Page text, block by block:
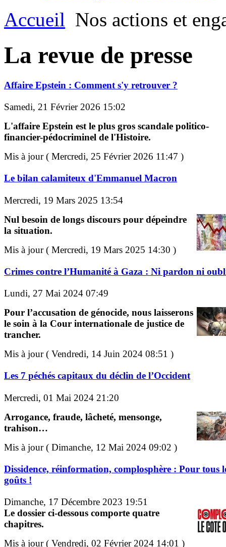
Accueil Nos actions et
La revue de presse
Affaire Epstein : Comment s'y retrouver ?
Samedi, 21 Février 2026 15:02
L'affaire Epstein est le plus gros scandale politico-
financier-pédocriminel de l'Histoire.
Mis à jour ( Mercredi, 25 Février 2026 11:47 )
Le bilan calamiteux d'Emmanuel Macron
Mercredi, 19 Mars 2025 13:54
Nul besoin de longs discours pour dépeindre
la situation.
Mis à jour ( Mercredi, 19 Mars 2025 14:30 )
Crimes contre l’Humanité à Gaza : Ni pardon ni
Lundi, 27 Mai 2024 07:49
Pour l’accusation de génocide, nous laisserons
le soin à la Cour internationale de justice de
trancher.
Mis à jour ( Vendredi, 14 Juin 2024 08:51 )
Les 7 péchés capitaux du déclin de l’Occident
Mercredi, 01 Mai 2024 21:20
Arrogance, fraude, lâcheté, mensonge,
trahison…
Mis à jour ( Dimanche, 12 Mai 2024 09:02 )
Dissidence, réinformation, complosphère : Pour tous
goûts !
Dimanche, 17 Décembre 2023 19:51
Le dossier ci-dessous comporte quatre
chapitres.
Mis à jour ( Vendredi, 02 Février 2024 14:01 )